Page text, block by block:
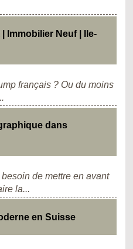
Immobilier Neuf | Ile-
français ? Ou du moins
dans
de mettre en avant
la...
en Suisse